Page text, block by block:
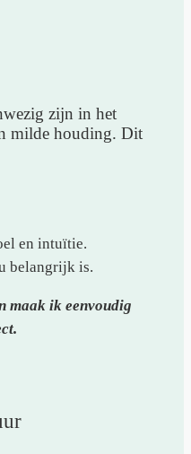
zijn in het
milde houding. Dit
en intuïtie.
belangrijk is.
maak ik eenvoudig